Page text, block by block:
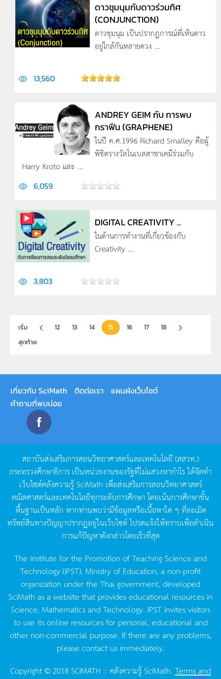
ดาวชุมนุมกับดาวร่วมทิศ
(CONJUNCTION)
ดาวชุมนุม เป็นปรากฏการณ์ที่เห็นดาว
อยู่ใกล้กันหลายดวง ...
13,560
ANDREY GEIM กับ การพบ
กราฟีน (GRAPHENE)
ในปี ค.ศ.1996 Richard Smalley คือผู้
พิชิตรางวัลโนเบลสาขาเคมีร่วมกับ
Harry Kroto และ ...
6,059
DIGITAL CREATIVITY ...
ในด้านการทำงานที่เกี่ยวข้องกับ
Creativity ...
3,803
เริ่ม 12 13 14 15 16 17
18
สุดท้าย
เกี่ยวกับ SciMath ติดต่อเรา
แผนผังเว็บไซต์
คำถามที่พบบ่อย
สถาบันส่งเสริมการสอนวิทยาศาสตร์และเทคโนโลยี (สสวท.)
กระทรวงศึกษาธิการ เป็นหน่วยงานของรัฐที่ไม่แสวงหากำไรได้จัดทำ
เว็บไซต์คลังความรู้SciMath เพื่อส่งเสริมการสอนวิทยาศาสตร์
คณิตศาสตร์และเทคโนโลยีทุกระดับการศึกษา โดยเน้นการศึกษาขั้น
พื้นฐานเป็นหลัก หากท่านพบว่ามีข้อมูลหรือเนื้อหาใด ๆ ที่ละเมิด
ทรัพย์สินทางปัญญาปรากฏอยู่ในเว็บไซต์โปรดแจ้งให้ทราบเพื่อดำเนิน
การแก้ปัญหาดังกล่าวโดยเร็วที่สุด
The Institute for the Promotion of Teaching Science and
Technology (IPST), Ministry of Education, a non-profit
organization under the Thai government, developed
SciMath as a website that provides educational resources in
Science, Mathematics and Technology. IPST invites visitors
to use its online resources for personal, educational and
other non-commercial purpose. If there are any problems,
please contact us immediately.
Copyright © 2018 SCIMATH :: คลังความรู้ SciMath.Terms and